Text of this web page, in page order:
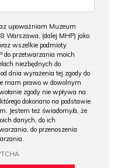
upoważniam Muzeum
Warszawa, (dalej MHP) jako
wszelkie podmioty
do przetwarzania moich
niezbędnych do
dnia wyrażenia tej zgody do
mam prawo w dowolnym
zgody nie wpływa na
dokonano na podstawie
Jestem też świadomy/a, że
danych, do ich
do przenoszenia